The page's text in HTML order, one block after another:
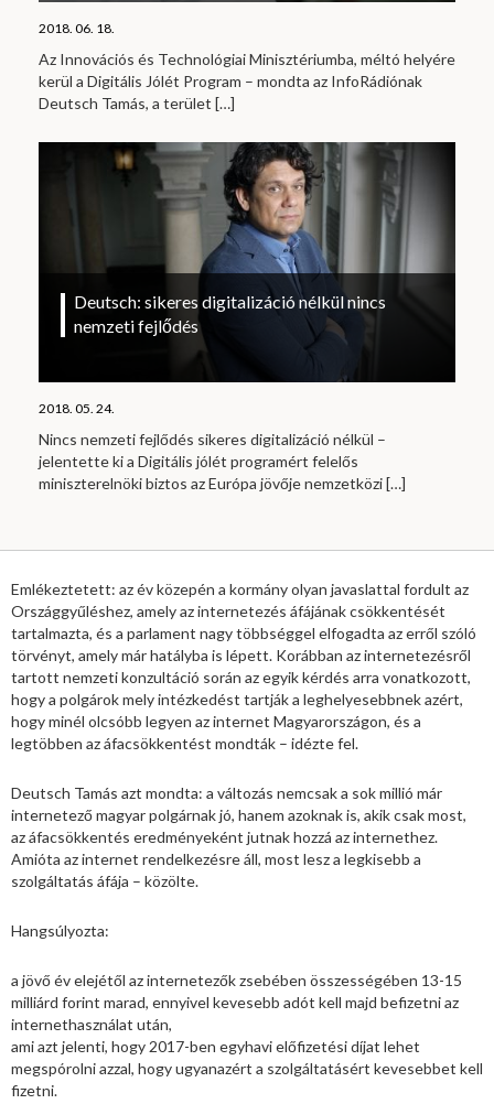
2018. 06. 18.
Az Innovációs és Technológiai Minisztériumba, méltó helyére
kerül a Digitális Jólét Program – mondta az InfoRádiónak
Deutsch Tamás, a terület […]
Deutsch: sikeres digitalizáció nélkül nincs
nemzeti fejlődés
2018. 05. 24.
Nincs nemzeti fejlődés sikeres digitalizáció nélkül –
jelentette ki a Digitális jólét programért felelős
miniszterelnöki biztos az Európa jövője nemzetközi[…]
Emlékeztetett: az év közepén a kormány olyan javaslattal fordult az
Országgyűléshez, amely az internetezés áfájának csökkentését
tartalmazta, és a parlament nagy többséggel elfogadta az erről szóló
törvényt, amely már hatályba is lépett. Korábban az internetezésről
tartott nemzeti konzultáció során az egyik kérdés arra vonatkozott,
hogy a polgárok mely intézkedést tartják a leghelyesebbnek azért,
hogy minél olcsóbb legyen az internet Magyarországon, és a
legtöbben az áfacsökkentést mondták – idézte fel.
Deutsch Tamás azt mondta: a változás nemcsak a sok millió már
internetező magyar polgárnak jó, hanem azoknak is, akik csak most,
az áfacsökkentés eredményeként jutnak hozzá az internethez.
Amióta az internet rendelkezésre áll, most lesz a legkisebb a
szolgáltatás áfája – közölte.
Hangsúlyozta:
a jövő év elejétől az internetezők zsebében összességében 13-15
milliárd forint marad, ennyivel kevesebb adót kell majd befizetni az
internethasználat után,
ami azt jelenti, hogy 2017-ben egyhavi előfizetési díjat lehet
megspórolni azzal, hogy ugyanazért a szolgáltatásért kevesebbet kell
fizetni.